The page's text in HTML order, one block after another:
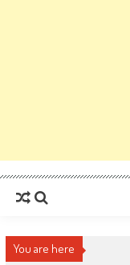
You are here